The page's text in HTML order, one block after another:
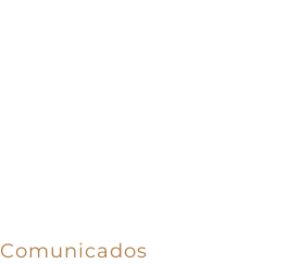
Comunicados